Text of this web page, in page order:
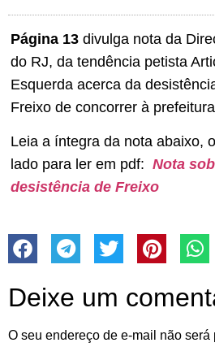
Página 13 divulga nota da
do RJ, da tendência petista
Esquerda acerca da
Freixo de concorrer à
Leia a íntegra da nota abaixo,
lado para ler em pdf: Nota
desistência de Freixo
Deixe um
O seu endereço de e-mail não será